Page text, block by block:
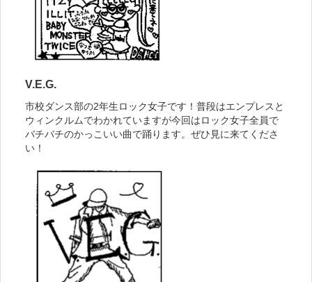
V.E.G.
市校ダンス部の2年生ロック女子です！普段はエンプレスと
ウィンクルムでわかれていますが今回はロック女子全員で
バチバチのかっこいい曲で踊ります。ぜひ見に来てくださ
い！